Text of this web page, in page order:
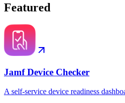
Featured
Jamf Device Checker
A self-service device readiness